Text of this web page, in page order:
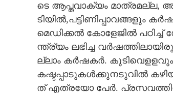
CONTACT US
ടെ​ ആ​പ്ത​വാ​ക്യം​
ടി​യി​ൽ​,​പ​ട്ടി​ണി​പ്പാ​വ​ങ്ങ​ളും​
മെ​ഡി​ക്ക​ൽ​ കോ​ളേ​ജി​ൽ​
ന്ത്ര്യം​ ല​ഭി​ച്ച​
ല്ലാം​ ക​ർ​ഷ​ക​ർ​.
ക​ഷ്ട​പ്പാ​ടു​ക​ൾ​ക്കു​ന​ടു​വി​ൽ​
ത് എ​ത്ര​യോ​ പേ​ർ​.